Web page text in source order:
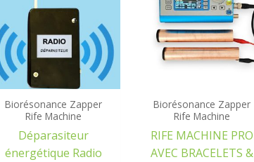
Biorésonance Zapper
Rife Machine
Déparasiteur
énergétique Radio
Biorésonance Zapper
Rife Machine
RIFE MACHINE PRO
AVEC BRACELETS &